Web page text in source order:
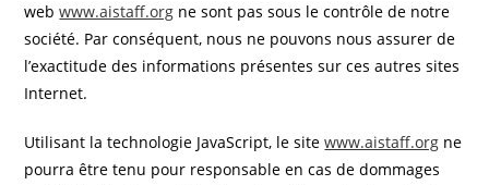
webwww.aistaff.org ne sont pas sous le contrôle de notre
société. Par conséquent, nous ne pouvons nous assurer de
l’exactitude des informations présentes sur ces autres sites
Internet.
Utilisant la technologie JavaScript, le sitewww.aistaff.org ne
pourra être tenu pour responsable en cas de dommages